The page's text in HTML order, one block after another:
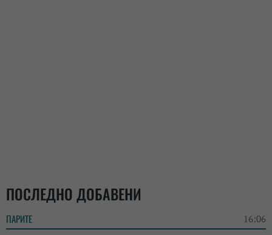
ПОСЛЕДНО ДОБАВЕНИ
ПАРИТЕ 16:06